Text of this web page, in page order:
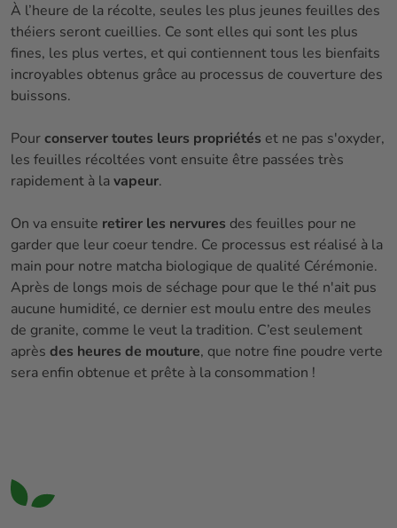
À l’heure de la récolte, seules les plus jeunes feuilles des
théiers seront cueillies. Ce sont elles qui sont les plus
fines, les plus vertes, et qui contiennent tous les bienfaits
incroyables obtenus grâce au processus de couverture des
buissons.
Pourconserver toutes leurs propriétés et ne pas s'oxyder,
les feuilles récoltées vont ensuite être passées très
rapidement à lavapeur.
On va ensuite retirer les nervures des feuilles pour ne
garder que leur coeur tendre. Ce processus est réalisé à la
main pour notre matcha biologique de qualité Cérémonie.
Après de longs mois de séchage pour que le thé n'ait pus
aucune humidité, ce dernier est moulu entre des meules
de granite, comme le veut la tradition. C’est seulement
après des heures de mouture, que notre fine poudre verte
sera enfin obtenue et prête à la consommation !